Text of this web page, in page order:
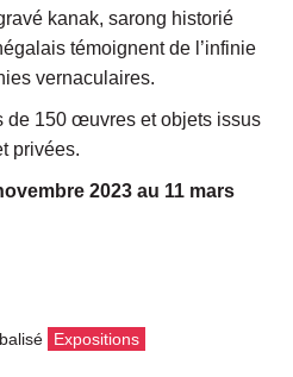
kanak, sarong historié
témoignent de l’infinie
vernaculaires.
de 150 œuvres et objets issus
privées.
2023 au 11 mars
Expositions